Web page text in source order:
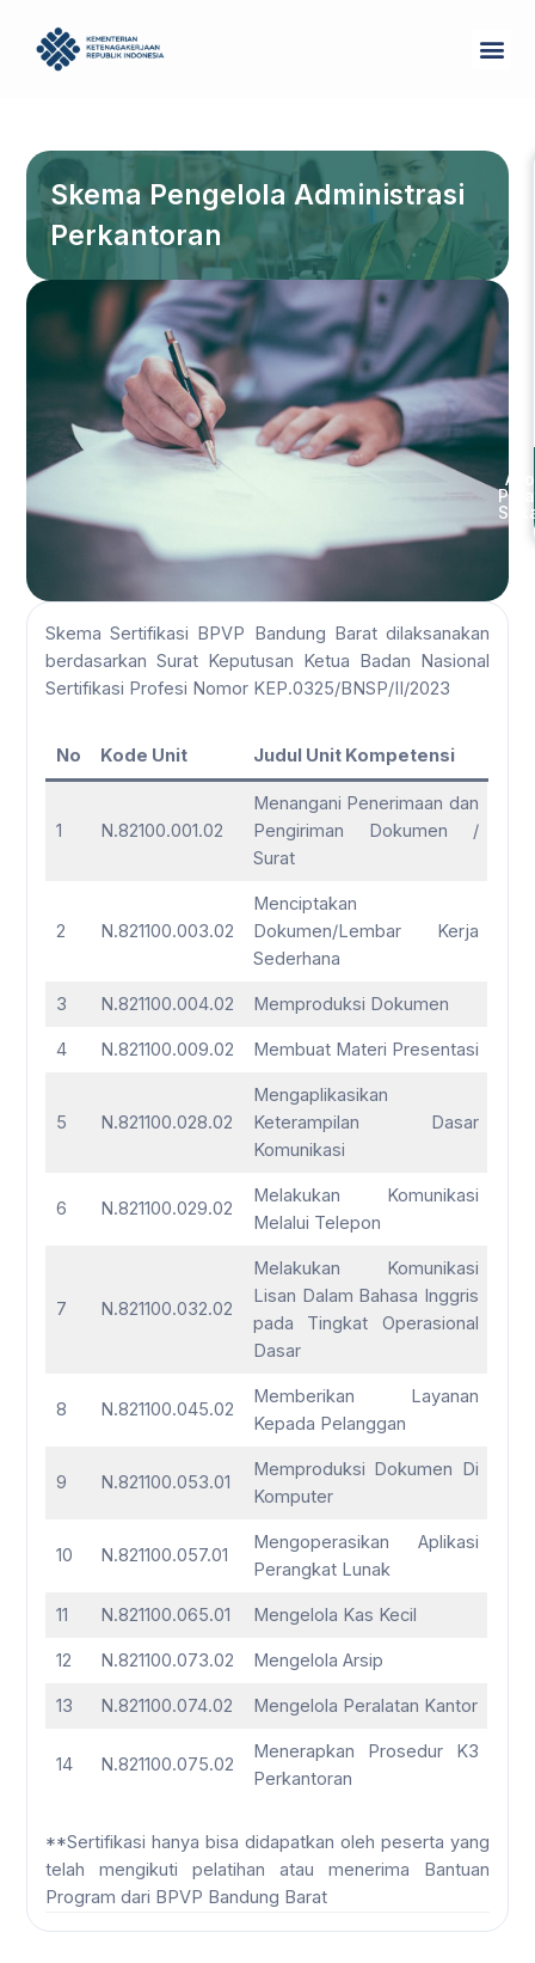
content
Skema Pengelola Administrasi
Perkantoran
Skema Sertifikasi BPVP Bandung Barat dilaksanakan
berdasarkan Surat Keputusan Ketua Badan Nasional
Sertifikasi Profesi Nomor KEP.0325/BNSP/II/2023
No Kode Unit Judul Unit Kompetensi
1 N.82100.001.02
Menangani Penerimaan dan
Pengiriman Dokumen /
Surat
2 N.821100.003.02
Menciptakan
Dokumen/Lembar Kerja
Sederhana
3 N.821100.004.02 Memproduksi Dokumen
4 N.821100.009.02 Membuat Materi Presentasi
5 N.821100.028.02
Mengaplikasikan
Keterampilan Dasar
Komunikasi
6 N.821100.029.02
Melakukan Komunikasi
Melalui Telepon
7 N.821100.032.02
Melakukan Komunikasi
Lisan Dalam Bahasa Inggris
pada Tingkat Operasional
Dasar
8 N.821100.045.02
Memberikan Layanan
Kepada Pelanggan
9 N.821100.053.01
Memproduksi Dokumen Di
Komputer
10 N.821100.057.01
Mengoperasikan Aplikasi
Perangkat Lunak
11 N.821100.065.01 Mengelola Kas Kecil
12 N.821100.073.02 Mengelola Arsip
13 N.821100.074.02 Mengelola Peralatan Kantor
14 N.821100.075.02
Menerapkan Prosedur K3
Perkantoran
**Sertifikasi hanya bisa didapatkan oleh peserta yang
telah mengikuti pelatihan atau menerima Bantuan
Program dari BPVP Bandung Barat